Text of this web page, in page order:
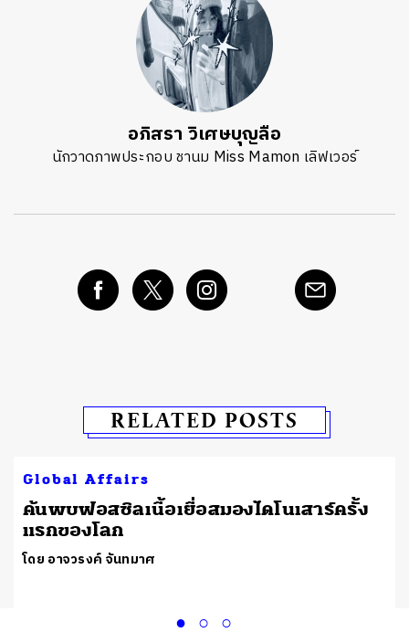
อภิสรา วิเศษบุญลือ
นักวาดภาพประกอบ ชานม Miss Mamon เลิฟเวอร์
RELATED POSTS
Global Affairs
ค้นพบฟอสซิลเนื้อเยื่อสมองไดโนเสาร์ครั้ง
แรกของโลก
โดย อาจวรงค์ จันทมาศ